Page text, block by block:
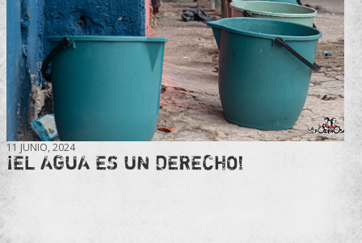
11 JUNIO, 2024
¡EL AGUA ES UN DERECHO!